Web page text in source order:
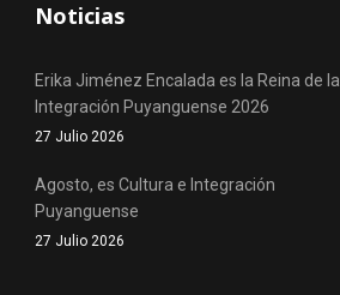
Noticias
Erika Jiménez Encalada es la Reina de la
Integración Puyanguense 2026
27 Julio 2026
Agosto, es Cultura e Integración
Puyanguense
27 Julio 2026